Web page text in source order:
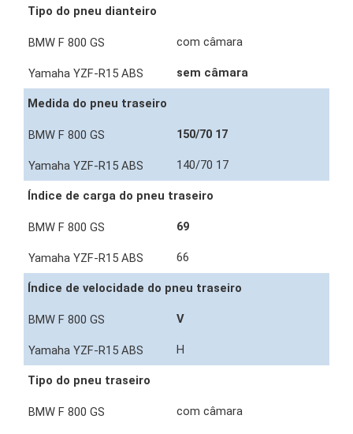
Tipo do pneu dianteiro
com câmara
sem câmara
Medida do pneu traseiro
150/70 17
140/70 17
Índice de carga do pneu traseiro
69
66
Índice de velocidade do pneu traseiro
V
H
Tipo do pneu traseiro
com câmara